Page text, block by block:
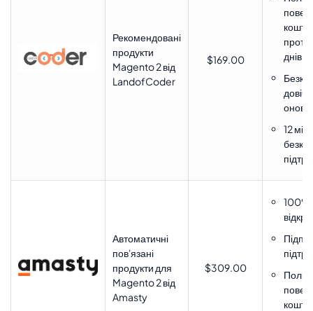
Рекомендовані
продукти
Magento 2 від
LandofCoder
$169.00
коштів
днів
12
Автоматичні
пов'язані
продукти для
Magento 2 від
Amasty
$309.00
100%
коштів